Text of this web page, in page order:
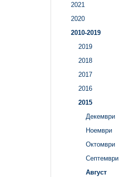
2021
2020
2010-2019
2019
2018
2017
2016
2015
Декември
Ноември
Октомври
Септември
Август